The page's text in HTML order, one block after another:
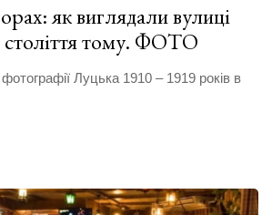
як виглядали вулиці
століття тому. ФОТО
Луцька 1910 – 1919 років в